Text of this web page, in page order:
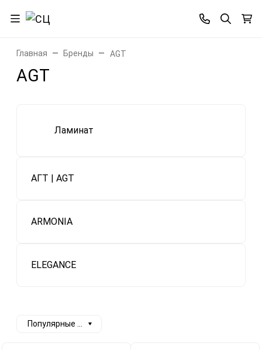
Главная Бренды AGT
AGT
Ламинат
АГТ | AGT
ARMONIA
ELEGANCE
Популярные сначала